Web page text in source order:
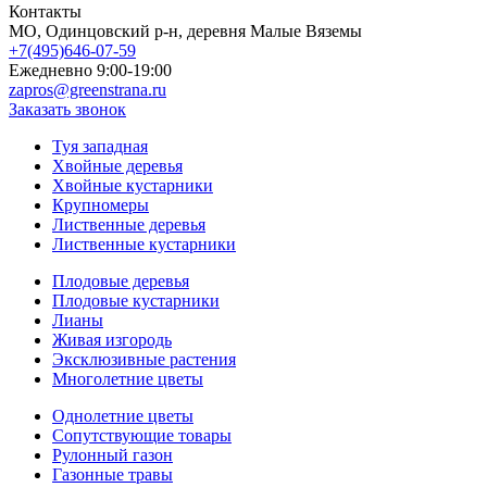
Контакты
МO, Одинцовский р-н, деревня Малые Вяземы
+7(495)646-07-59
Ежедневно 9:00-19:00
zapros@greenstrana.ru
Заказать звонок
Туя западная
Хвойные деревья
Хвойные кустарники
Крупномеры
Лиственные деревья
Лиственные кустарники
Плодовые деревья
Плодовые кустарники
Лианы
Живая изгородь
Эксклюзивные растения
Многолетние цветы
Однолетние цветы
Сопутствующие товары
Рулонный газон
Газонные травы